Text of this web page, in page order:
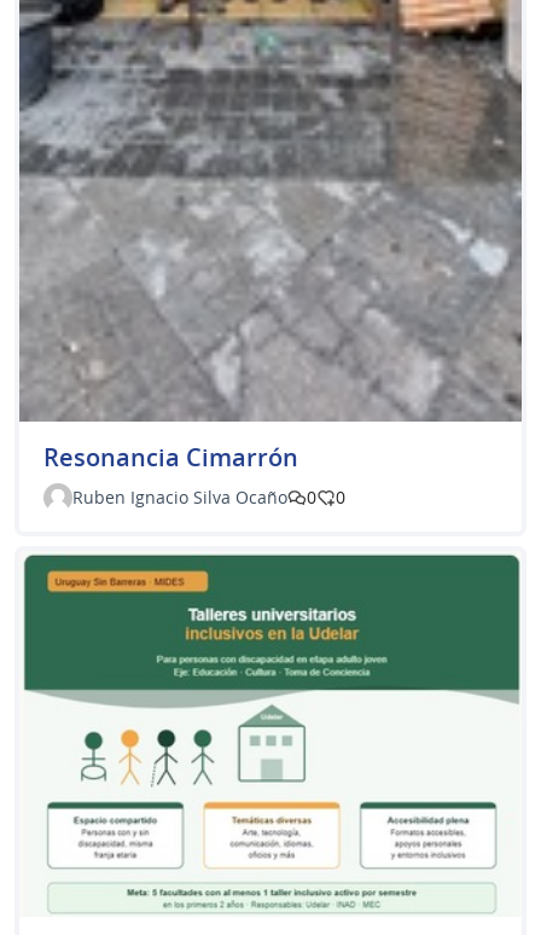
Resonancia Cimarrón
Ruben Ignacio Silva Ocaño 0 0